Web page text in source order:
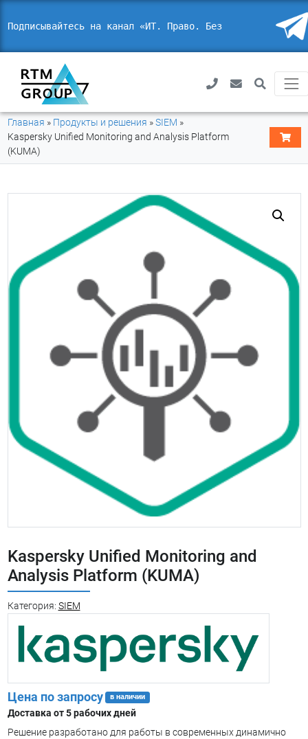
Подписывайтесь на канал «ИТ. Право. Безопасн
Главная » Продукты и решения »SIEM »
Kaspersky Unified Monitoring and Analysis Platform
(KUMA)
Kaspersky Unified Monitoring and
Analysis Platform (KUMA)
Категория: SIEM
Цена по запросу в наличии
Доставка от 5 рабочих дней
Решение разработано для работы в современных динамично